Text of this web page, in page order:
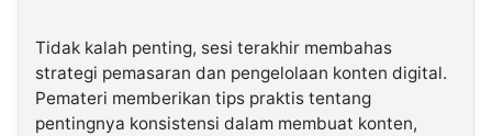
Tidak kalah penting, sesi terakhir membahas
strategi pemasaran dan pengelolaan konten digital.
Pemateri memberikan tips praktis tentang
pentingnya konsistensi dalam membuat konten,